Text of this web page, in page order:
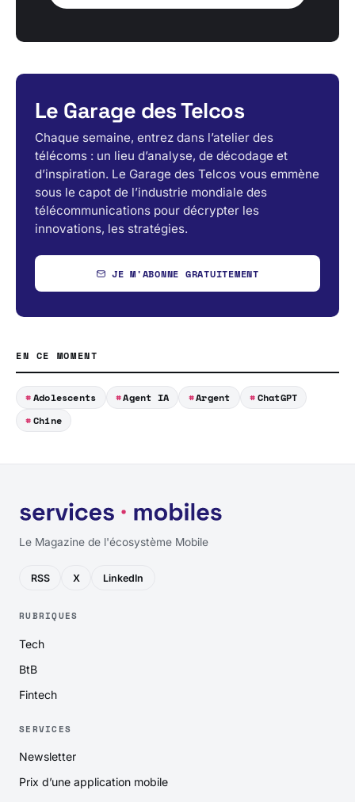
Le Garage des Telcos
Chaque semaine, entrez dans l’atelier des
télécoms : un lieu d’analyse, de décodage et
d’inspiration. Le Garage des Telcos vous emmène
sous le capot de l’industrie mondiale des
télécommunications pour décrypter les
innovations, les stratégies.
JE M'ABONNE GRATUITEMENT
EN CE MOMENT
Adolescents Agent IA Argent
ChatGPT
Chine
Le Magazine de l'écosystème Mobile
RSS X LinkedIn
RUBRIQUES
Tech
BtB
Fintech
SERVICES
Newsletter
Prix d’une application mobile